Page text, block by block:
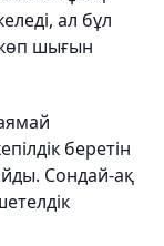
ал бұл
шығын
беретін
Сондай-ақ